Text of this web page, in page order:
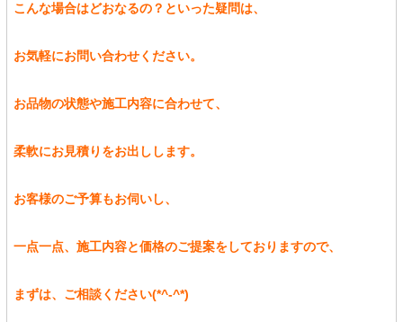
こんな場合はどおなるの？といった疑問は、
お気軽にお問い合わせください。
お品物の状態や施工内容に合わせて、
柔軟にお見積りをお出しします。
お客様のご予算もお伺いし、
一点一点、施工内容と価格のご提案をしておりますので、
まずは、ご相談ください(*^-^*)